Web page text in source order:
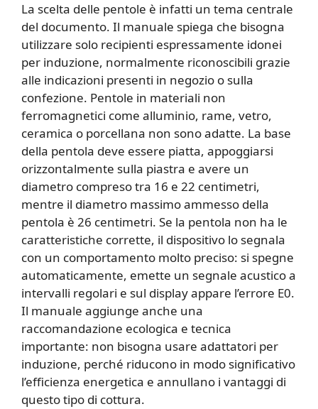
La scelta delle pentole è infatti un tema centrale
del documento. Il manuale spiega che bisogna
utilizzare solo recipienti espressamente idonei
per induzione, normalmente riconoscibili grazie
alle indicazioni presenti in negozio o sulla
confezione. Pentole in materiali non
ferromagnetici come alluminio, rame, vetro,
ceramica o porcellana non sono adatte. La base
della pentola deve essere piatta, appoggiarsi
orizzontalmente sulla piastra e avere un
diametro compreso tra 16 e 22 centimetri,
mentre il diametro massimo ammesso della
pentola è 26 centimetri. Se la pentola non ha le
caratteristiche corrette, il dispositivo lo segnala
con un comportamento molto preciso: si spegne
automaticamente, emette un segnale acustico a
intervalli regolari e sul display appare l’errore E0.
Il manuale aggiunge anche una
raccomandazione ecologica e tecnica
importante: non bisogna usare adattatori per
induzione, perché riducono in modo significativo
l’efficienza energetica e annullano i vantaggi di
questo tipo di cottura.